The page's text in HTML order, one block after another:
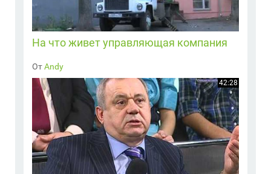
На что живет управляющая компания
ОтAndy
42:28